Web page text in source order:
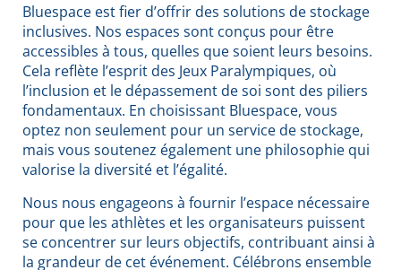
Bluespace est fier d’offrir des solutions de stockage
inclusives. Nos espaces sont conçus pour être
accessibles à tous, quelles que soient leurs besoins.
Cela reflète l’esprit des Jeux Paralympiques, où
l’inclusion et le dépassement de soi sont des piliers
fondamentaux. En choisissant Bluespace, vous
optez non seulement pour un service de stockage,
mais vous soutenez également une philosophie qui
valorise la diversité et l’égalité.
Nous nous engageons à fournir l’espace nécessaire
pour que les athlètes et les organisateurs puissent
se concentrer sur leurs objectifs, contribuant ainsi à
la grandeur de cet événement. Célébrons ensemble